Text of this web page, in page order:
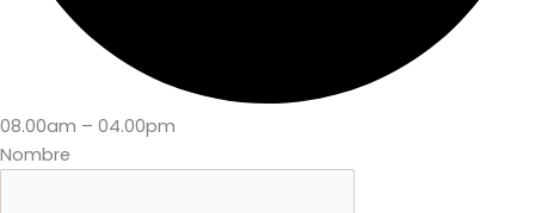
08.00am – 04.00pm
Nombre